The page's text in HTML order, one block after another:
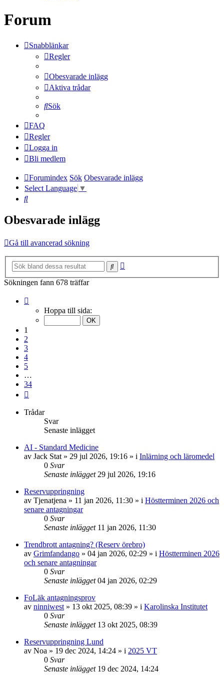
Forum
Snabblänkar
Regler
Obesvarade inlägg
Aktiva trådar
Sök
FAQ
Regler
Logga in
Bli medlem
Forumindex Sök Obesvarade inlägg
Select Language ▼
Sök
Obesvarade inlägg
Gå till avancerad sökning
Sök
Sökningen fann 678 träffar
Hoppa till sida:
1
2
3
4
5
…
34
Trådar
Svar
Senaste inlägget
AI - Standard Medicine
av Jack Stat » 29 jul 2026, 19:16 » i Inlärning och läromedel
0 Svar
Senaste inlägget 29 jul 2026, 19:16
Reservuppringning
av Tjenatjena » 11 jan 2026, 11:30 » i Höstterminen 2026 och
senare antagningar
0 Svar
Senaste inlägget 11 jan 2026, 11:30
Trendbrott antagning? (Reserv örebro)
av Grimfandango » 04 jan 2026, 02:29 » i Höstterminen 2026
och senare antagningar
0 Svar
Senaste inlägget04 jan 2026, 02:29
FoLäk antagningsprov
av ninniwest » 13 okt 2025, 08:39 » i Karolinska Institutet
0 Svar
Senaste inlägget 13 okt 2025, 08:39
Reservuppringning Lund
av Noa » 19 dec 2024, 14:24 » i 2025 VT
0 Svar
Senaste inlägget 19 dec 2024, 14:24